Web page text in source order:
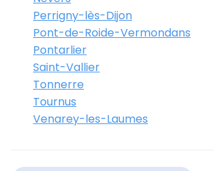
Perrigny-lès-Dijon
Pont-de-Roide-Vermondans
Pontarlier
Saint-Vallier
Tonnerre
Tournus
Venarey-les-Laumes